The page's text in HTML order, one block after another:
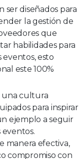
ser diseñados para
la gestión de
que
habilidades para
esto
este 100%
una cultura
para inspirar
ejemplo a seguir
manera efectiva,
compromiso con